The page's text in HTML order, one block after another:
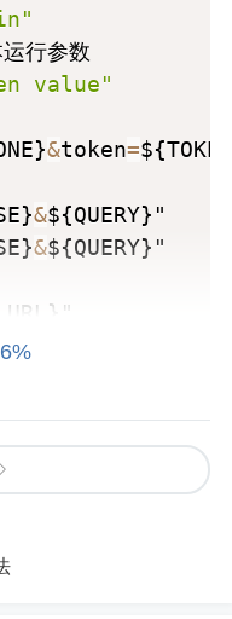
行参数
value"
&token=
&${QUERY}"
&${QUERY}"